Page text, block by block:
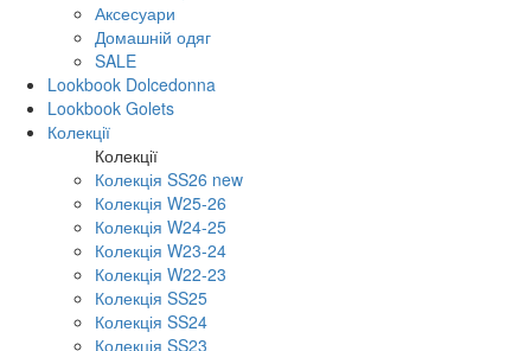
Аксесуари
Домашній одяг
SALE
Lookbook Dolcedonna
Lookbook Golets
Колекції
Колекції
Колекція SS26 new
Колекція W25-26
Колекція W24-25
Колекція W23-24
Колекція W22-23
Колекція SS25
Колекція SS24
Колекція SS23